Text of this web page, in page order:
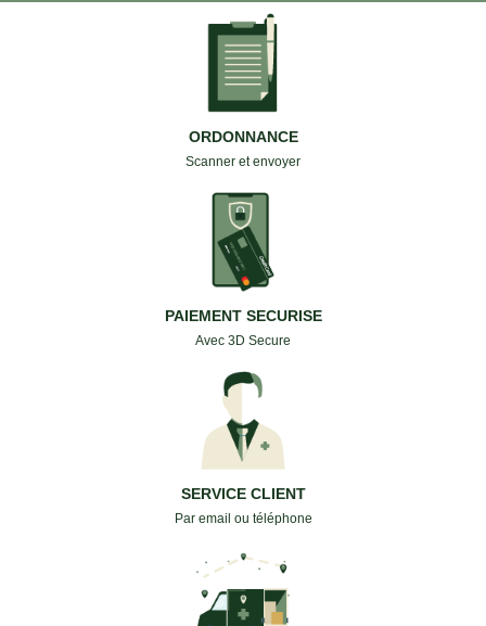
ORDONNANCE
Scanner et envoyer
PAIEMENT SECURISE
Avec 3D Secure
SERVICE CLIENT
Par email ou téléphone